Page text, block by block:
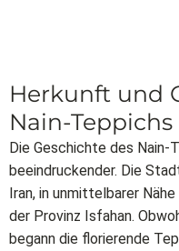
Herkunft und
Nain-Teppichs
Die Geschichte des Nain-
beeindruckender. Die
Iran, in unmittelbarer
der Provinz Isfahan.
begann die florierende